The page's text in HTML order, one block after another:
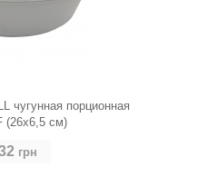
чугунная порционная
(26х6,5 см)
грн